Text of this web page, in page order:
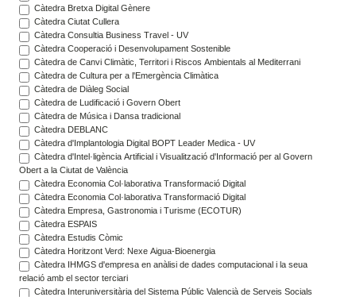
Càtedra Bretxa Digital Gènere
Càtedra Ciutat Cullera
Càtedra Consultia Business Travel - UV
Càtedra Cooperació i Desenvolupament Sostenible
Càtedra de Canvi Climàtic, Territori i Riscos Ambientals al Mediterrani
Càtedra de Cultura per a l'Emergència Climàtica
Càtedra de Diàleg Social
Càtedra de Ludificació i Govern Obert
Càtedra de Música i Dansa tradicional
Càtedra DEBLANC
Càtedra d'Implantologia Digital BOPT Leader Medica - UV
Càtedra d'Intel·ligència Artificial i Visualització d'Informació per al Govern
Obert a la Ciutat de València
Càtedra Economia Col·laborativa Transformació Digital
Càtedra Economia Col·laborativa Transformació Digital
Càtedra Empresa, Gastronomia i Turisme (ECOTUR)
Càtedra ESPAIS
Càtedra Estudis Còmic
Càtedra Horitzont Verd: Nexe Aigua-Bioenergia
Càtedra IHMGS d'empresa en anàlisi de dades computacional i la seua
relació amb el sector terciari
Càtedra Interuniversitària del Sistema Públic Valencià de Serveis Socials